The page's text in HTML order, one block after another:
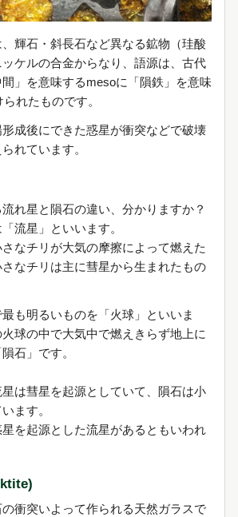
、輝石・斜長石など異なる鉱物（珪酸
ケルの合金からなり、語源は、古代
」を意味するmesoに「隕鉄」を意味
れたものです。
成後にできた惑星が衝突などで破壊
れています。
れ星と隕石の違い、分かりますか？
流星」といいます。
なチリが大気の摩擦によって燃えた
なチリは主に彗星から生まれたもの
も明るいものを「火球」といいま
球の中で大気中で燃えきらず地上に
石」です。
は彗星を起源としていて、隕石は小
ます。
を起源とした流星があるともいわれ
衝突いよって作られる天然ガラスで